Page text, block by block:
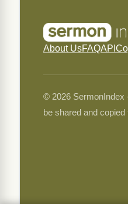
About UsFAQAPI
© 2026 SermonIndex
be shared and